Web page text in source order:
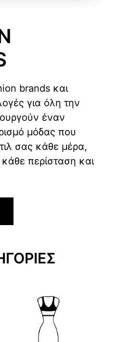
brands και
για όλη την
έναν
μόδας που
σας κάθε μέρα,
κάθε περίσταση και